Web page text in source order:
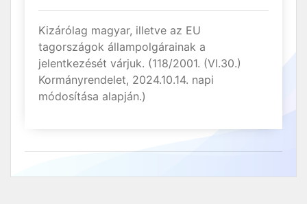
Kizárólag magyar, illetve az EU
tagországok állampolgárainak a
jelentkezését várjuk. (118/2001. (VI.30.)
Kormányrendelet, 2024.10.14. napi
módosítása alapján.)